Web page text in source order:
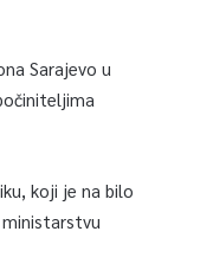
Sarajevo u
koji je na bilo